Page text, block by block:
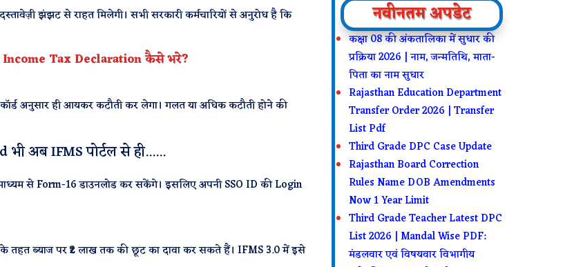
झंझट से राहत मिलेगी। सभी सरकारी कर्मचारियों से अनुरोध है कि
Tax Declaration कैसे भरे?
अनुसार ही आयकर कटौती कर लेगा। गलत या अधिक कटौती होने की
अब IFMS पोर्टल से ही......
से Form-16 डाउनलोड कर सकेंगे। इसलिए अपनी SSO ID की Login
ब्याज पर ₹2 लाख तक की छूट का दावा कर सकते हैं। IFMS 3.0 में इसे
नवीनतम अपडेट
कक्षा 08 की अंकतालिका में सुधार की
प्रक्रिया 2026 | नाम, जन्मतिथि, माता-
पिता का नाम सुधार
Rajasthan Education Department
Transfer Order 2026 | Transfer
List Pdf
Third Grade DPC Case Update
Rajasthan Board Correction
Rules Name DOB Amendments
Now 1 Year Limit
Third Grade Teacher Latest DPC
List 2026 | Mandal Wise PDF:
मंडलवार एवं विषयवार विभागीय